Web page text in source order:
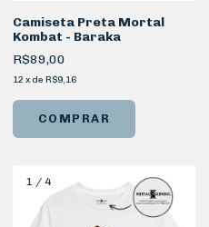
Camiseta Preta Mortal
Kombat - Baraka
R$89,00
12 x de R$9,16
COMPRAR
1/ 4